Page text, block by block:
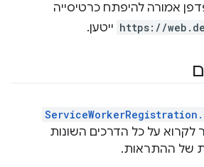
להיפתח כרטיסייה
https:// ייטען.
על כל הדרכים השונות
ההתראות.